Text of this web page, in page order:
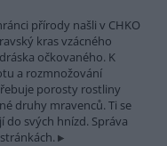
přírody našli v CHKO
kras vzácného
očkovaného. K
a rozmnožování
porosty rostliny
druhy mravenců. Ti se
do svých hnízd. Správa
stránkách.